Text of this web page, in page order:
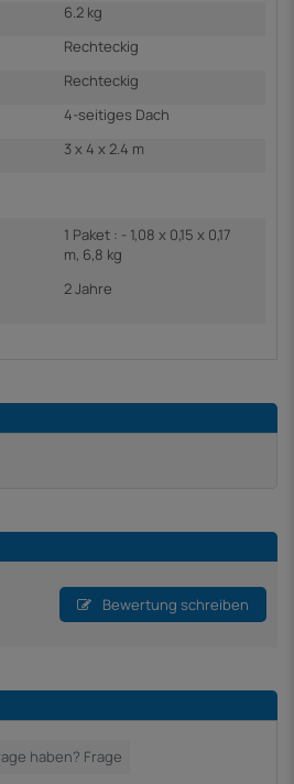
6.2 kg
Rechteckig
Rechteckig
4-seitiges Dach
3 x 4 x 2.4 m
1 Paket : - 1,08 x 0,15 x 0,17
m, 6,8 kg
2 Jahre
Bewertung schreiben